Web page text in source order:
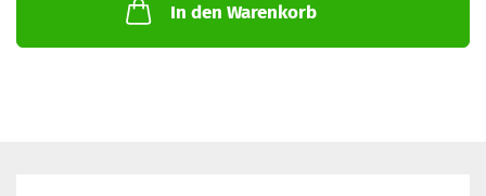
In den Warenkorb